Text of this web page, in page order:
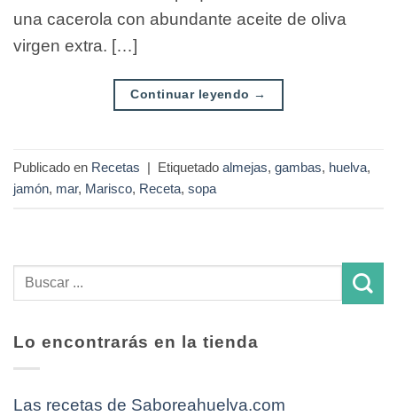
una cacerola con abundante aceite de oliva
virgen extra. […]
Continuar leyendo →
Publicado en Recetas | Etiquetado almejas, gambas, huelva,
jamón, mar, Marisco, Receta, sopa
Lo encontrarás en la tienda
Las recetas de Saboreahuelva.com